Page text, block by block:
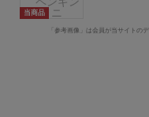
当商品
「参考画像」は会員が当サイトの